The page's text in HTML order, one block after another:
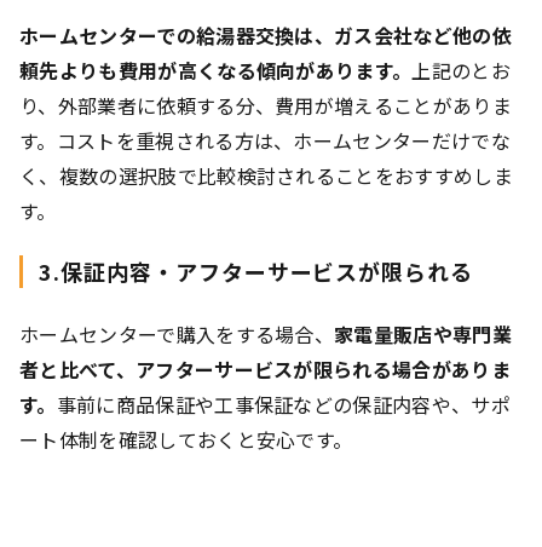
ホームセンターでの給湯器交換は、ガス会社など他の依
頼先よりも費用が高くなる傾向があります。上記のとお
り、外部業者に依頼する分、費用が増えることがありま
す。コストを重視される方は、ホームセンターだけでな
く、複数の選択肢で比較検討されることをおすすめしま
す。
3.保証内容・アフターサービスが限られる
ホームセンターで購入をする場合、家電量販店や専門業
者と比べて、アフターサービスが限られる場合がありま
す。 事前に商品保証や工事保証などの保証内容や、サポ
ート体制を確認しておくと安心です。